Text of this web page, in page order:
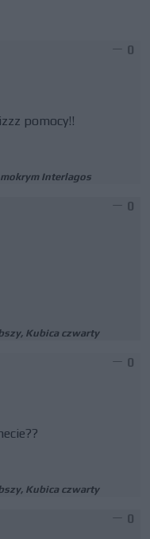
0
pomocy!!
Interlagos
0
Kubica czwarty
0
Kubica czwarty
0